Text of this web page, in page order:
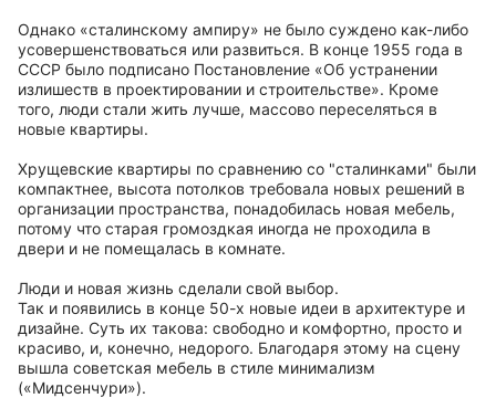
Однако «сталинскому ампиру» не было суждено как-либо
усовершенствоваться или развиться. В конце 1955 года в
СССР было подписано Постановление «Об устранении
излишеств в проектировании и строительстве». Кроме
того, люди стали жить лучше, массово переселяться в
новые квартиры.
Хрущевские квартиры по сравнению со "сталинками" были
компактнее, высота потолков требовала новых решений в
организации пространства, понадобилась новая мебель,
потому что старая громоздкая иногда не проходила в
двери и не помещалась в комнате.
Люди и новая жизнь сделали свой выбор.
Так и появились в конце 50-х новые идеи в архитектуре и
дизайне. Суть их такова: свободно и комфортно, просто и
красиво, и, конечно, недорого. Благодаря этому на сцену
вышла советская мебель в стиле минимализм
(«Мидсенчури»).